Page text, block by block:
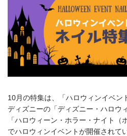
10月の特集は、「ハロウィンイベン
ディズニーの「ディズニー・ハロウ
「ハロウィーン・ホラー・ナイト
でハロウィンイベントが開催されて